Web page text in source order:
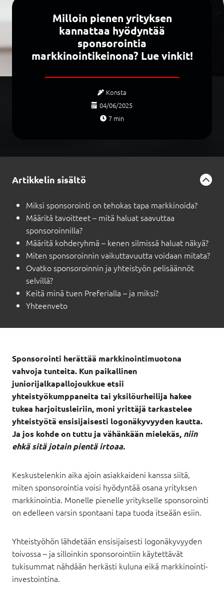
Milloin pienen yrityksen
kannattaa hyödyntää
sponsorointia
markkinointikeinona? Lue vinkit!
Konsta
04/06/2025
7 min
Artikkelin sisältö
Miksi sponsorointi on tehokas tapa markkinoida?
Määritä tavoitteet – mitä haluat saavuttaa
sponsoroinnilla?
Määritä kohderyhmä – kenen silmissä haluat näkyä?
Miten sponsoroinnin vaikuttavuutta voidaan mitata?
Ovatko sponsoroinnin ja yhteistyön pelisäännöt
selvillä?
Keitä minä tuen Preferialla – ja miksi?
Yhteenveto
Sponsorointi herättää markkinointimuotona
vahvoja tunteita. Kun paikallinen
juniorijalkapallojoukkue etsii
yhteistyökumppaneita tai yksilöurheilija hakee
tukea harjoitusleiriin, moni yrittäjä tarkastelee
yhteistyötä ensisijaisesti logonäkyvyyden kautta.
Ja jos kohde on tuttu ja vähänkään mielekäs, niin
ehkä sitä jotain pientä irtoaa.
Keskustelenkin aika ajoin asiakkaideni kanssa siitä,
miten sponsorointia voisi hyödyntää osana yrityksen
markkinointia. Monelle pienelle yritykselle sponsorointi
on edelleen varsin spontaani tapa tuoda itseään esiin.
Yhteistyöhön lähdetään ensisijaisesti logonäkyvyyden
toivossa – ja silloinkin sponsorointiin käytettävät
tukisummat nähdään herkästi kuluna eikä markkinointi-
investointina.